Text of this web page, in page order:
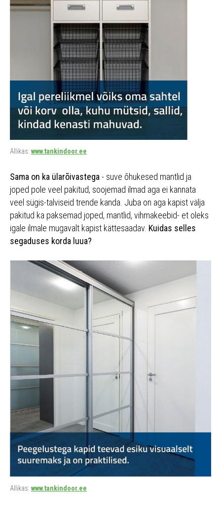
Allikas: www.tankindoor.ee
Sama on ka ülarõivastega - suve õhukesed mantlid ja
joped pole veel pakitud, soojemad ilmad aga ei kannata
veel sügis-talviseid trende kanda. Juba on aga kapist välja
pakitud ka paksemad joped, mantlid, vihmakeebid- et oleks
igale ilmale mugavalt kapist kättesaadav. Kuidas selles
segaduses korda luua?
Allikas: www.tankindoor.ee